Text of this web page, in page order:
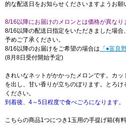
的な配送日をお知らせくださいますようお願
8/16以降にお届けのメロンとは価格が異なり
8/16以降の配送日指定をいただきました場合
予めご了承ください。
8/16以降のお届けをご希望の場合は 『●富良
(8月8日受付開始予定)
きれいなネットがかかったメロンです。カ
を出し、甘い香りが立ちのぼります。とろ
ください。
到着後、4～5日程度で食べごろになります。
こちらの商品1つにつき1玉用の手提げ箱(有